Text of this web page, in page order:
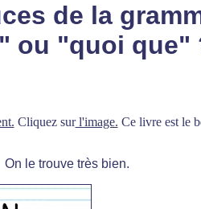
de la
ou "quoi que"
Cliquez surl'image. Ce livre est le
On le trouve très bien.